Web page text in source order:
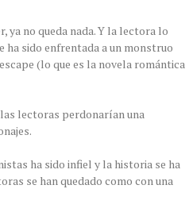
ya no queda nada. Y la lectora lo
ha sido enfrentada a un monstruo
(lo que es la novela romántica
lectoras perdonarían una
ha sido infiel y la historia se ha
se han quedado como con una